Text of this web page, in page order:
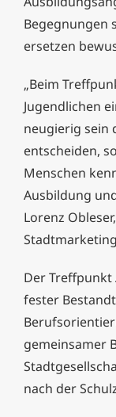
Begegnungen
ersetzen
„Beim
Jugendlichen
neugierig sein
entscheiden,
Menschen
Ausbildung
Lorenz
Der Treffpunkt
fester
gemeinsamer
nach der